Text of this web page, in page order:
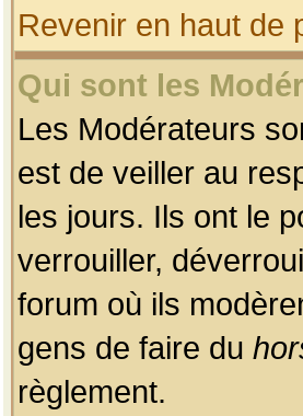
Revenir en haut de
Qui sont les
Les Modérateurs
est de veiller au
les jours. Ils ont le
verrouiller,
forum où ils
gens de faire du
règlement.